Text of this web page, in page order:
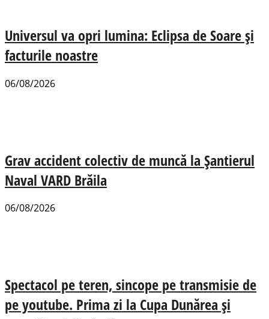
Universul va opri lumina: Eclipsa de Soare și
facturile noastre
06/08/2026
Grav accident colectiv de muncă la Șantierul
Naval VARD Brăila
06/08/2026
Spectacol pe teren, sincope pe transmisie de
pe youtube. Prima zi la Cupa Dunărea și